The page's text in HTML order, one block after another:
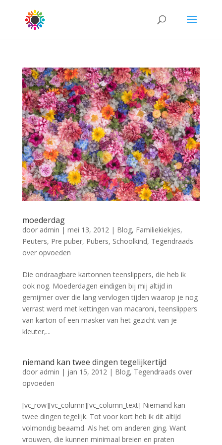
moederdag
door admin | mei 13, 2012 | Blog, Familiekiekjes,
Peuters, Pre puber, Pubers, Schoolkind, Tegendraads
over opvoeden
Die ondraagbare kartonnen teenslippers, die heb ik
ook nog. Moederdagen eindigen bij mij altijd in
gemijmer over die lang vervlogen tijden waarop je nog
verrast werd met kettingen van macaroni, teenslippers
van karton of een masker van het gezicht van je
kleuter,...
niemand kan twee dingen tegelijkertijd
door admin | jan 15, 2012 | Blog, Tegendraads over
opvoeden
[vc_row][vc_column][vc_column_text] Niemand kan
twee dingen tegelijk. Tot voor kort heb ik dit altijd
volmondig beaamd. Als het om anderen ging. Want
vrouwen, die kunnen minimaal breien en praten